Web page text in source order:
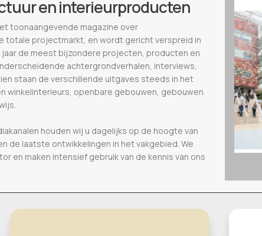
en interieurproducten
toonaangevende magazine over
totale projectmarkt, en wordt gericht verspreid in
jaar de meest bijzondere projecten, producten en
achtergrondverhalen, interviews,
staan de verschillende uitgaves steeds in het
winkelinterieurs, openbare gebouwen, gebouwen
houden wij u dagelijks op de hoogte van
de laatste ontwikkelingen in het vakgebied. We
en maken intensief gebruik van de kennis van ons